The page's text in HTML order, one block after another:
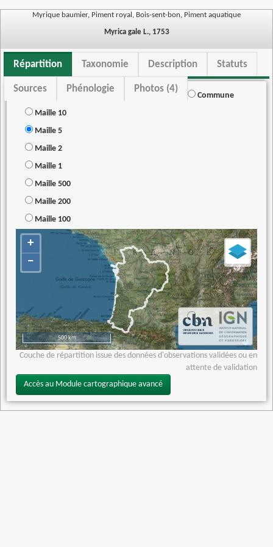
Myrique baumier, Piment royal, Bois-sent-bon, Piment aquatique
Myrica gale L., 1753
Répartition Taxonomie Description Statuts
Sources Phénologie Photos (4)
Commune
Maille 10
Maille 5
Maille 2
Maille 1
Maille 500
Maille 200
Maille 100
+
−
500 km
Couche de répartition issue des données d'observations validées ou en
attente de validation
Accès au Module cartographique avancé